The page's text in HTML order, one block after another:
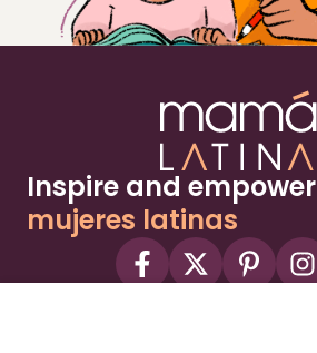
Inspire and empower
mujeres latinas